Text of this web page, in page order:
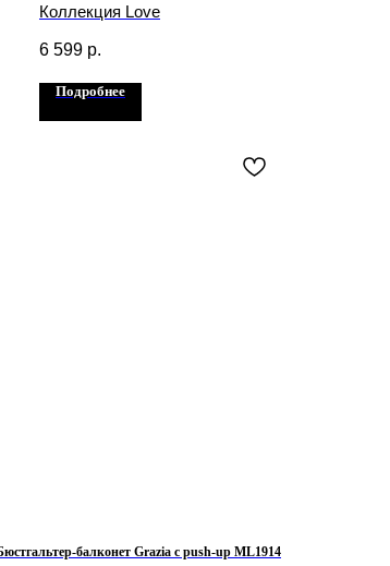
Коллекция Love
6 599 р.
Подробнее
балконет Grazia с push-up ML1914